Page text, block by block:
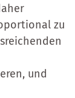
zu
und